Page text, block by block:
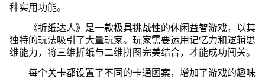
种实用功能。
《折纸达人》是一款极具挑战性的休闲益智游戏，以其
独特的玩法吸引了大量玩家。玩家需要运用记忆力和逻辑思
维能力，将三维折纸与二维拼图完美结合，才能成功闯关。
每个关卡都设置了不同的卡通图案，增加了游戏的趣味